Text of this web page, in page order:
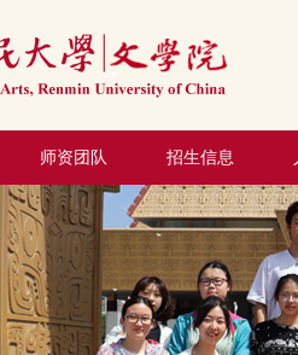
师资团队 招生信息